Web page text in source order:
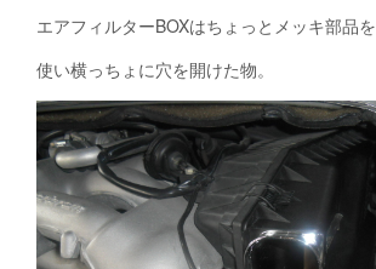
エアフィルターBOXはちょっとメッキ部品を
使い横っちょに穴を開けた物。